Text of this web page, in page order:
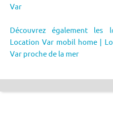
Var
Découvrez également les
Location Var mobil home |
Var proche de la mer